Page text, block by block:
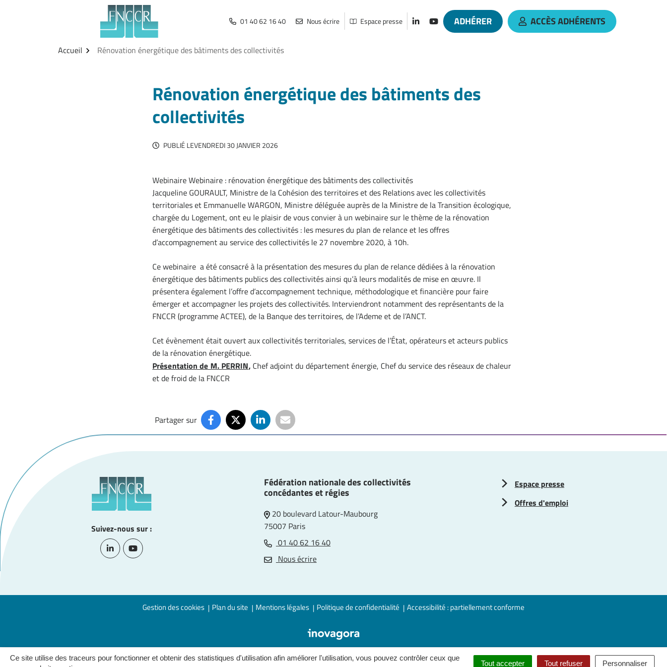
Ce site utilise des traceurs pour fonctionner et obtenir des statistiques d'utilisation afin améliorer l'utilisation, vous pouvez contrôler ceux que
Tout accepter Tout refuser Personnaliser
01 40 62 16 40 Nous écrire Espace presse Lien vers le compte Linkedin
Lien vers la chaîne Youtube
ADHÉRER ACCÈS ADHÉRENTS
Accueil Rénovation énergétique des bâtiments des collectivités
Rénovation énergétique des bâtiments des
collectivités
PUBLIÉ LEVENDREDI 30 JANVIER 2026
Webinaire Webinaire : rénovation énergétique des bâtiments des collectivités
Jacqueline GOURAULT, Ministre de la Cohésion des territoires et des Relations avec les collectivités
territoriales et Emmanuelle WARGON, Ministre déléguée auprès de la Ministre de la Transition écologique,
chargée du Logement, ont eu le plaisir de vous convier à un webinaire sur le thème de la rénovation
énergétique des bâtiments des collectivités : les mesures du plan de relance et les offres
d’accompagnement au service des collectivités le 27 novembre 2020, à 10h.
Ce webinaire a été consacré à la présentation des mesures du plan de relance dédiées à la rénovation
énergétique des bâtiments publics des collectivités ainsi qu’à leurs modalités de mise en œuvre. Il
présentera également l’offre d’accompagnement technique, méthodologique et financière pour faire
émerger et accompagner les projets des collectivités. Interviendront notamment des représentants de la
FNCCR (programme ACTEE), de la Banque des territoires, de l’Ademe et de l’ANCT.
Cet évènement était ouvert aux collectivités territoriales, services de l’État, opérateurs et acteurs publics
de la rénovation énergétique.
Présentation de M. PERRIN,Chef adjoint du département énergie, Chef du service des réseaux de chaleur
et de froid de la FNCCR
Partager sur
Suivez-nous sur :
Lien vers le compte Linkedin
Lien vers la chaîne Youtube
Fédération nationale des collectivités
concédantes et régies
20 boulevard Latour-Maubourg
75007 Paris
01 40 62 16 40
Nous écrire
Espace presse
Offres d'emploi
Gestion des cookies Plan du site Mentions légales Politique de confidentialité Accessibilité : partiellement conforme